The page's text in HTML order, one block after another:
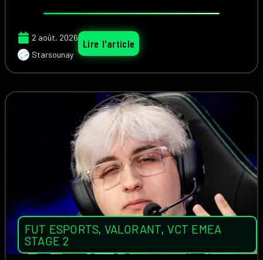
2 août, 2026
Starsounay
Lire l'article
FUT ESPORTS, VALORANT, VCT EMEA
STAGE 2